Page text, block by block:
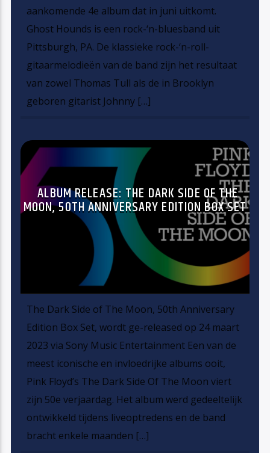
aankomende 4e album dat in juni uitkomt.
Ghost Hounds is een rock-‘n-bluesband uit
Pittsburgh, PA. De klassieke rock-‘n-roll-
gitaarmelodieën van de band zijn het resultaat
van zowel Thomas Tull als de in Brooklyn
geboren gitarist Johnny […]
ALBUM RELEASE: THE DARK SIDE OF THE
MOON, 50TH ANNIVERSARY EDITION BOX SET
The Dark Side of The Moon, 50th Anniversary
Edition Box Set, wordt ge-released op 24 maart
2023 via Sony Music Entertainment Een van de
meest iconische en invloedrijke albums ooit,
Pink Floyd’s The Dark Side Of The Moon viert
zijn 50e verjaardag. Het album werd gedeeltelijk
ontwikkeld tijdens liveoptredens en de band
bracht enkele maanden […]